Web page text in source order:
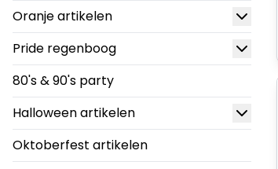
Oranje artikelen
Pride regenboog
80's & 90's party
Halloween artikelen
Oktoberfest artikelen